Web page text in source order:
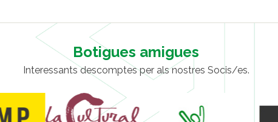
Botigues amigues
Interessants descomptes per als nostres Socis/es.